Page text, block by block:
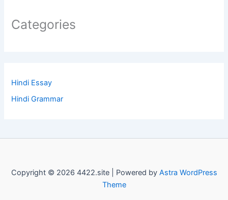
Categories
Hindi Essay
Hindi Grammar
Copyright © 2026 4422.site | Powered by Astra WordPress
Theme